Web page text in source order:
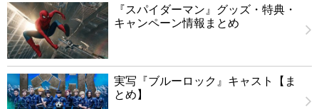
『スパイダーマン』グッズ・特典・
キャンペーン情報まとめ
実写『ブルーロック』キャスト【ま
とめ】